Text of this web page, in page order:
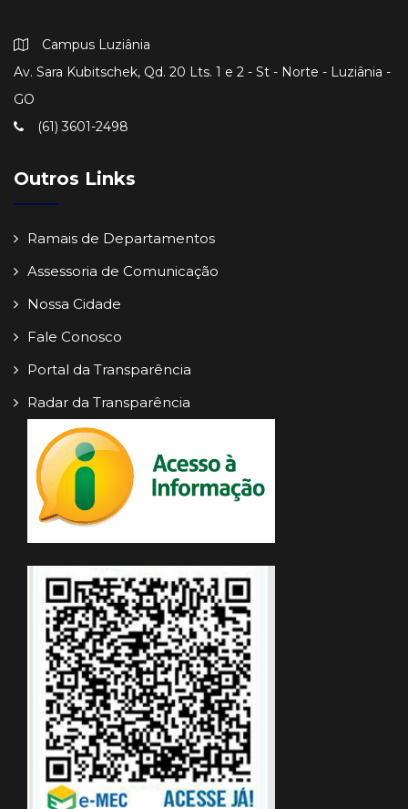
Campus Luziânia
Av. Sara Kubitschek, Qd. 20 Lts. 1 e 2 - St - Norte - Luziânia -
GO
(61) 3601-2498
Outros Links
Ramais de Departamentos
Assessoria de Comunicação
Nossa Cidade
Fale Conosco
Portal da Transparência
Radar da Transparência